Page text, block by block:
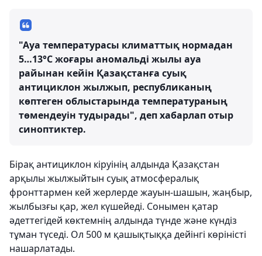
"Ауа температурасы климаттық нормадан
5…13°С жоғары аномальді жылы ауа
райынан кейін Қазақстанға суық
антициклон жылжып, республиканың
көптеген облыстарында температураның
төмендеуін тудырады", деп хабарлап отыр
синоптиктер.
Бірақ антициклон кіруінің алдында Қазақстан
арқылы жылжыйтын суық атмосфералық
фронттармен кей жерлерде жауын-шашын, жаңбыр,
жылбызғы қар, жел күшейеді. Сонымен қатар
әдеттегідей көктемнің алдында түнде және күндіз
тұман түседі. Ол 500 м қашықтыққа дейінгі көріністі
нашарлатады.